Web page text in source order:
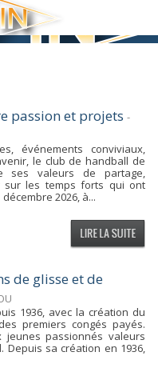
passion et projets -
événements conviviaux,
le club de handball de
ses valeurs de partage,
sur les temps forts qui ont
2026, à...
de glisse et de
1936, avec la création du
premiers congés payés.
passionnés valeurs
Depuis sa création en 1936,